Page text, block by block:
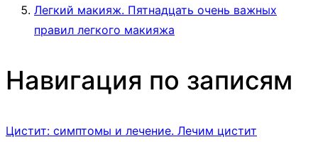
Легкий макияж. Пятнадцать очень важных
правил легкого макияжа
Навигация по записям
Цистит: симптомы и лечение. Лечим цистит